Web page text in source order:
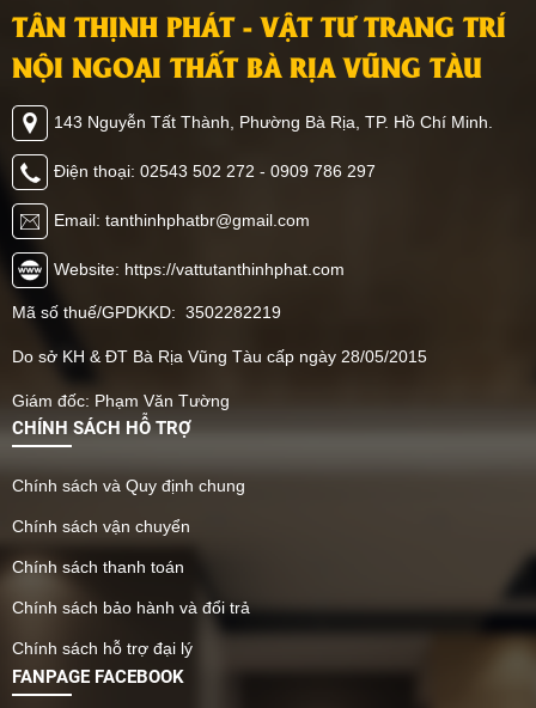
TÂN THỊNH PHÁT - VẬT TƯ TRANG TRÍ
NỘI NGOẠI THẤT BÀ RỊA VŨNG TÀU
143 Nguyễn Tất Thành, Phường Bà Rịa, TP. Hồ Chí Minh.
Điện thoại: 02543 502 272 - 0909 786 297
Email: tanthinhphatbr@gmail.com
Website: https://vattutanthinhphat.com
Mã số thuế/GPDKKD: 3502282219
Do sở KH & ĐT Bà Rịa Vũng Tàu cấp ngày 28/05/2015
Giám đốc: Phạm Văn Tường
CHÍNH SÁCH HỖ TRỢ
Chính sách và Quy định chung
Chính sách vận chuyển
Chính sách thanh toán
Chính sách bảo hành và đổi trả
Chính sách hỗ trợ đại lý
FANPAGE FACEBOOK